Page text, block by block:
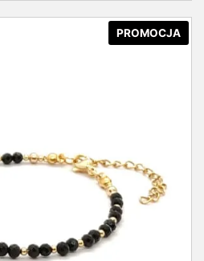
PROMOCJA